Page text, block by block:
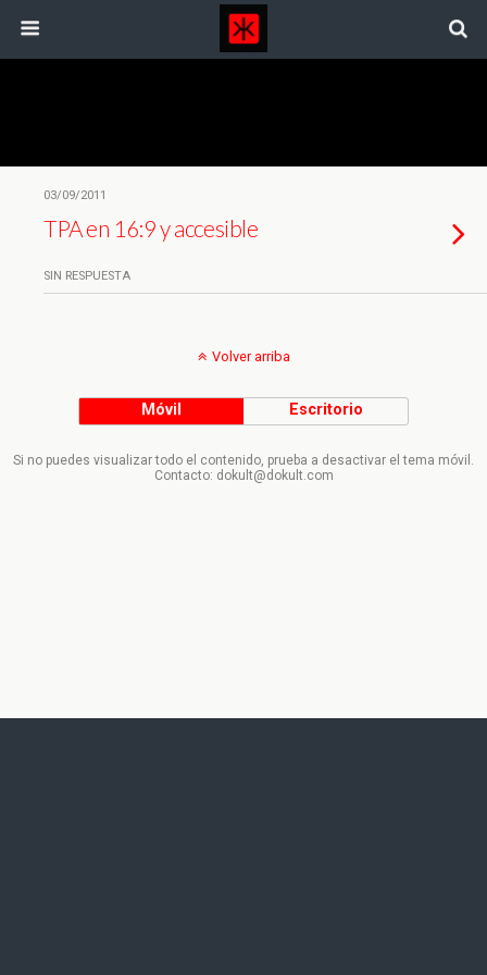
03/09/2011
TPA en 16:9 y accesible
SIN RESPUESTA
Volver arriba
Móvil Escritorio
Si no puedes visualizar todo el contenido, prueba a desactivar el tema móvil.
Contacto: dokult@dokult.com